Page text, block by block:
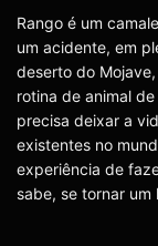
Rango é um
um acidente, em
deserto do
rotina de animal
precisa deixar a
existentes no
experiência de
sabe, se tornar um